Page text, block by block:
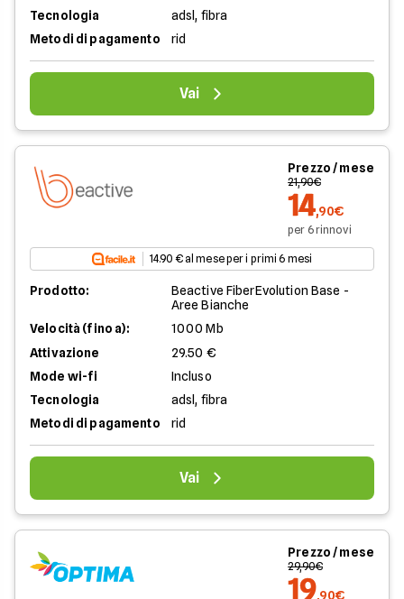
Tecnologia
adsl, fibra
Metodi di pagamento
rid
Vai
Prezzo / mese
21,90€
14,90€
per 6 rinnovi
14.90 € al mese per i primi 6 mesi
Prodotto:
Beactive FiberEvolution Base -
Aree Bianche
Velocità (fino a):
1000 Mb
Attivazione
29.50 €
Mode wi-fi
Incluso
Tecnologia
adsl, fibra
Metodi di pagamento
rid
Vai
Prezzo / mese
29,90€
19,90€